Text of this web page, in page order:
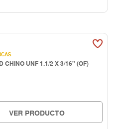
CHINO UNF 1.1/2 X 3/16" (OF)
VER PRODUCTO